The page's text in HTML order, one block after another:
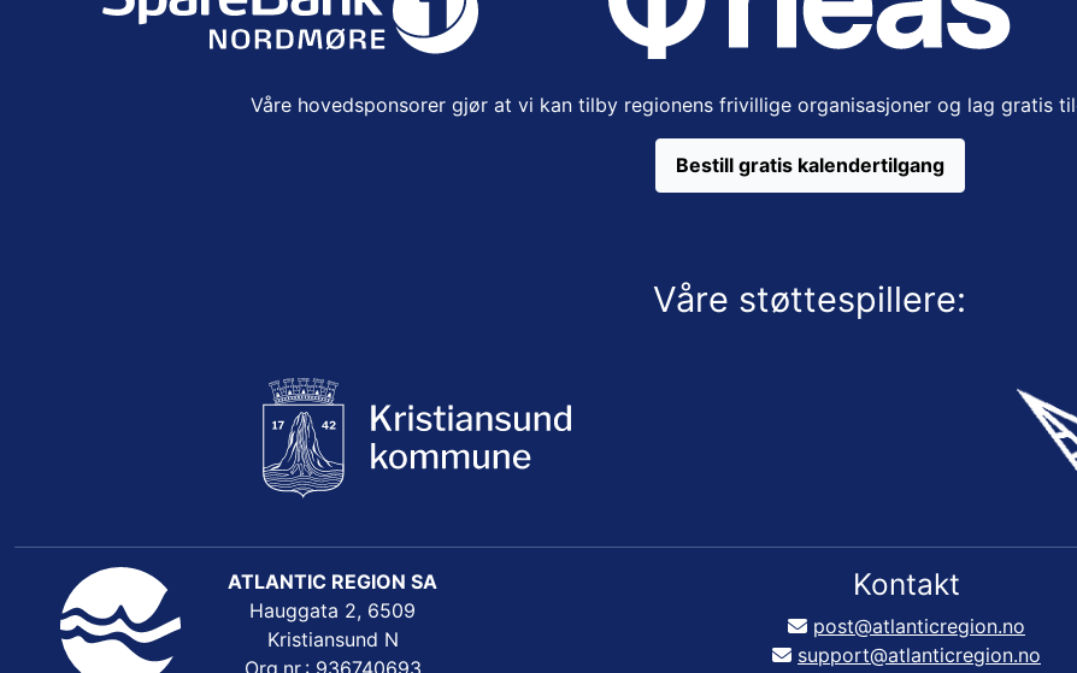
Våre hovedsponsorer gjør at vi kan tilby regionens frivillige organisasjoner og lag gratis
Bestill gratis kalendertilgang
Våre støttespillere:
ATLANTIC REGION SA
Hauggata 2, 6509
Kristiansund N
Org.nr.: 936740693
Kontakt
post@atlanticregion.no
support@atlanticregion.no